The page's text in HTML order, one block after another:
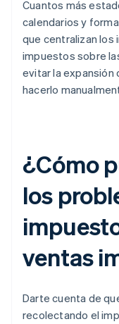
Cuantos más
calendarios y
que centralizan los
impuestos sobre
evitar la expansión
hacerlo
¿Cómo
los
ventas
Darte cuenta de
recolectando el